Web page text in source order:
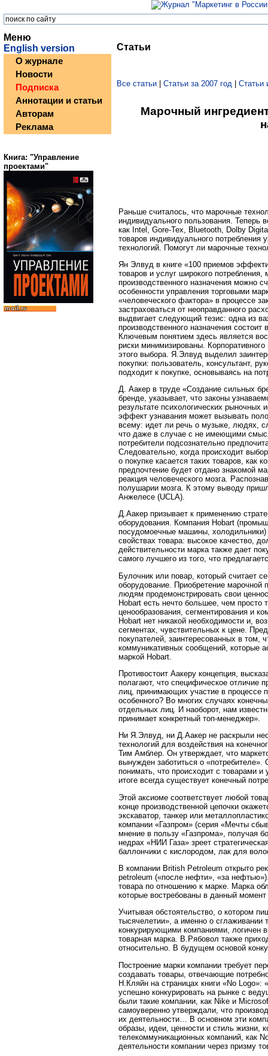
Меню
English version
О журнале
Новости
Подписка
Аннотации и статьи
Авторам
Реклама
Книга: "Управление
проектами"
Статьи
Все статьи | Статьи за 2007 год | Статьи
Марочный
Раньше считалось, что марочные
индивидуального пользования. Теперь
как Intel, Gore-Tex, Bluetooth, Dolby
товаров индивидуального
технологий. Помогут ли марочные
Ян Элвуд в книге «100 приемов
товаров и услуг широкого
производственного назначения можно
особенности управления торговыми
«человеческого фактора» в процессе
застраховаться от неоправданного
выдвигает следующий тезис: одна из
производственного назначения
Ключевым понятием здесь является
риски минимизированы.
этого выбора. Я.Элвуд выделил
покупки: пользователь, консультант,
подходит к покупке, основываясь на
Д. Аакер в труде «Создание сильных
бренде, указывает, что законы
результате психологических
эффект узнавания может вызывать
всему: идет ли речь о музыке, людях,
что даже в случае с не имеющими
потребители подсознательно
Следовательно, когда происходит
о покупке касается таких товаров, как
предпочтение будет отдано знакомой
реакция человеческого мозга.
полушарии мозга. К этому выводу
Анжелесе (UCLA).
Д.Аакер призывает к применению
оборудования. Компания Hobart
посудомоечные машины, холодильники)
свойствах товара: высокое качество,
действительности марка также дает
самого лучшего из того, что
Булочник или повар, который считает
оборудование. Приобретение
людям продемонстрировать свои
Hobart есть нечто большее, чем просто
ценообразования, сегментирования и
Hobart нет никакой необходимости и,
сегментах, чувствительных к цене.
покупателей, заинтересованных в том,
коммуникативных сообщений, которые
маркой Hobart.
Противостоит Аакеру концепция,
полагают, что специфическое отличие
лиц, принимающих участие в процессе
особенного? Во многих случаях
отдельных лиц. И наоборот, нам
принимает конкретный топ-менеджер».
Ни Я.Элвуд, ни Д.Аакер не раскрыли
технологий для воздействия на
Тим Амблер. Он утверждает, что
вынужден заботиться о
понимать, что происходит с товарами
итоге всегда существует конечный
Этой аксиоме соответствует любой
конце производственной цепочки
экскаватор, танкер или
компании «Газпром» (серия «Мечты
мнение в пользу «Газпрома», получая
недрах «НИИ Газа» зреет
баллончики с кислородом, лак для
В компании British Petroleum открыто
petroleum («после нефти», «за
товара по отношению к марке. Марка
которые востребованы в данный
Учитывая обстоятельство, о котором
тысячелетии», а именно о сглаживании
конкурирующими компаниями, логичен
товарная марка. В.Рябовол также
относительно. В будущем основой
Построение марки компании требует
создавать товары, отвечающие
Н.Кляйн на страницах книги «No Logo»:
успешно конкурировать на рынке с
были такие компании, как Nike и
самоуверенно утверждали, что
их деятельности… В основном эти
образы, идеи, ценности и стиль жизни,
телекоммуникационных компаний, как
деятельности компании через призму